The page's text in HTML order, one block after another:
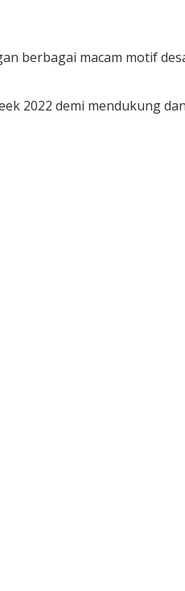
berbagai macam motif
2022 demi mendukung